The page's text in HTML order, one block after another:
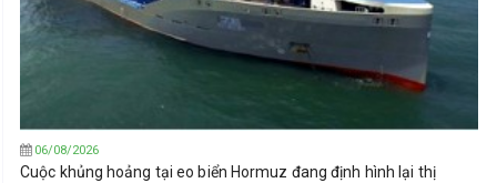
06/08/2026
Cuộc khủng hoảng tại eo biển Hormuz đang định hình lại thị